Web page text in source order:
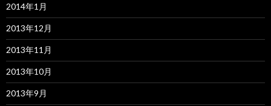
2014年1月
2013年12月
2013年11月
2013年10月
2013年9月